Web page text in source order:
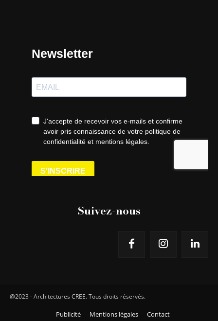
Suivez-nous
@2023 - Architectures CREE. Tous droits réservés.
Publicité Mentions légales Contact